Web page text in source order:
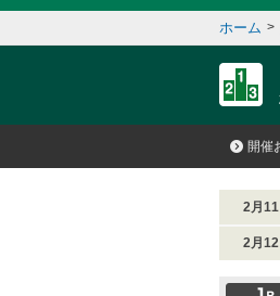
ホーム >
開催
2月11
2月12